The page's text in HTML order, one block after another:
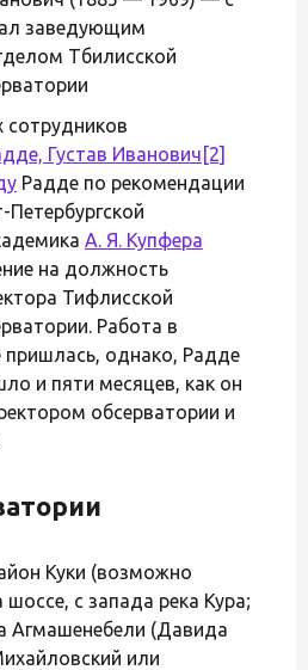
заведующим
Тбилисской
сотрудников
Густав Иванович [2]
Радде по рекомендации
Петербургской
А. Я. Купфера
на должность
Тифлисской
Работа в
пришлась, однако, Радде
и пяти месяцев, как он
обсерватории и
Куки (возможно
шоссе, с запада река Кура;
Агмашенебели (Давида
или